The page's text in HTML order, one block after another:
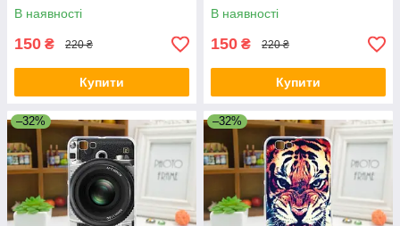
В наявності
150 ₴ 220 ₴
Купити
В наявності
150 ₴ 220 ₴
Купити
–32% –32%